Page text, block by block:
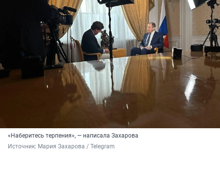
«Наберитесь терпения», — написала Захарова
Источник: Мария Захарова / Telegram